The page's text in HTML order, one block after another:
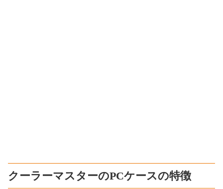
クーラーマスターのPCケースの特徴